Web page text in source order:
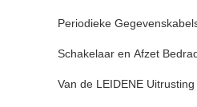
Periodieke
Schakelaar en Afzet
Van de LEIDENE